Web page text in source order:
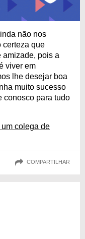
não nos
certeza que
amizade, pois a
viver em
lhe desejar boa
muito sucesso
conosco para tudo
colega de
COMPARTILHAR